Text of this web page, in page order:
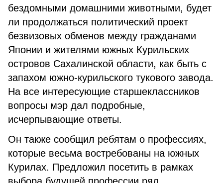
бездомными домашними животными, будет
ли продолжаться политический проект
безвизовых обменов между гражданами
Японии и жителями южных Курильских
островов Сахалинской области, как быть с
запахом южно-курильского тукового завода.
На все интересующие старшеклассников
вопросы мэр дал подробные,
исчерпывающие ответы.
Он также сообщил ребятам о профессиях,
которые весьма востребованы на южных
Курилах. Предложил посетить в рамках